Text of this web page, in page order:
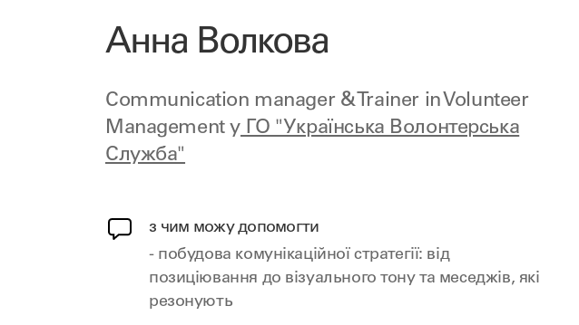
Анна Волкова
Communication manager & Trainer in Volunteer
Management уГО "Українська Волонтерська
Служба"
з чим можу допомогти
- побудова комунікаційної стратегії: від
позиціювання до візуального тону та меседжів, які
резонують